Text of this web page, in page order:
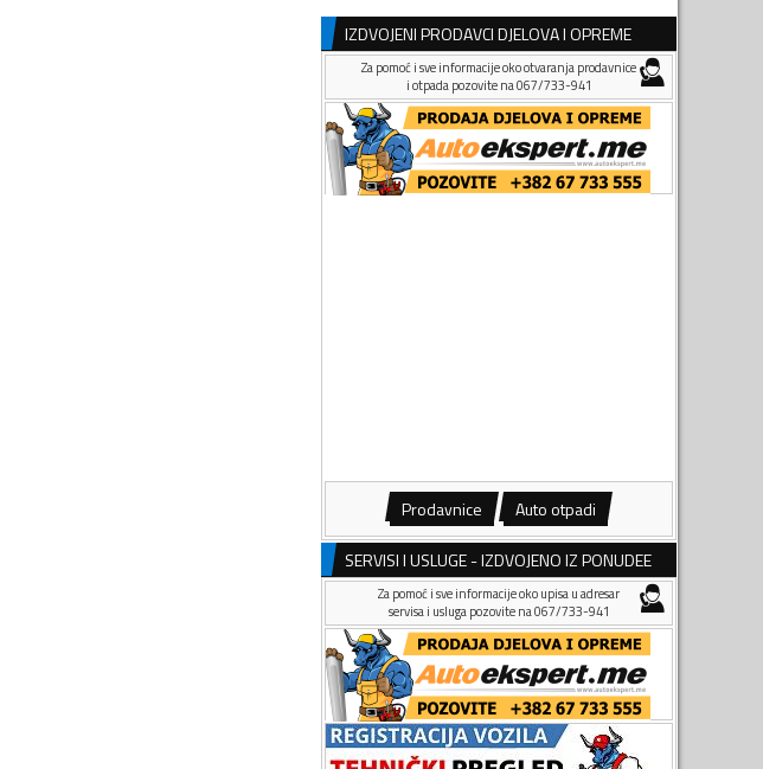
IZDVOJENI PRODAVCI DJELOVA I OPREME
Za pomoć i sve informacije oko otvaranja prodavnice
i otpada pozovite na 067/733-941
Prodavnice Auto otpadi
SERVISI I USLUGE - IZDVOJENO IZ PONUDEE
Za pomoć i sve informacije oko upisa u adresar
servisa i usluga pozovite na 067/733-941